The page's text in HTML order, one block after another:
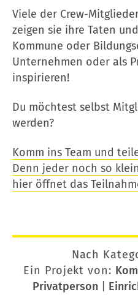
Viele der Crew-
zeigen sie ihre Taten
Kommune oder
Unternehmen oder als
inspirieren!
Du möchtest selbst
werden?
Komm ins Team und
Denn jeder noch so
hier öffnet das
Nach
Ein Projekt von:
Privatperson|